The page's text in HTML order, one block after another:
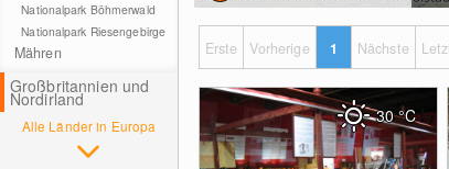
Nationalpark Böhmerwald
Nationalpark Riesengebirge
Mähren
Großbritannien und
Nordirland
Alle Länder in Europa
Erste Vorherige 1 Nächste
30°C